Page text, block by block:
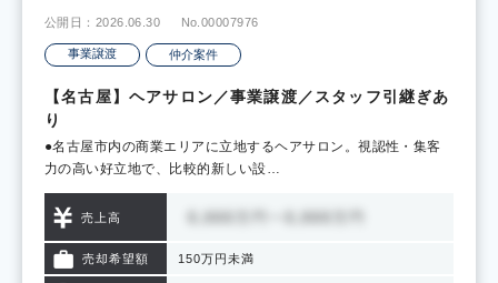
公開日：2026.06.30 No.00007976
事業譲渡 仲介案件
【名古屋】ヘアサロン／事業譲渡／スタッフ引継ぎあ
り
●名古屋市内の商業エリアに立地するヘアサロン。視認性・集客
力の高い好立地で、比較的新しい設…
売上高
売却希望額 150万円未満